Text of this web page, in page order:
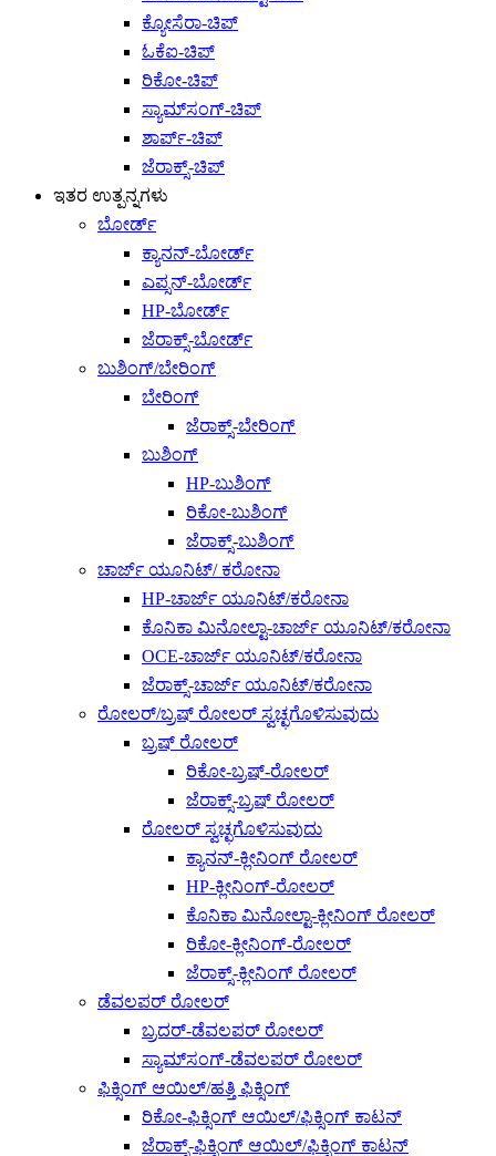
ಕ್ಯೋಸೆರಾ-ಚಿಪ್
ಓಕೆಐ-ಚಿಪ್
ರಿಕೋ-ಚಿಪ್
ಸ್ಯಾಮ್‌ಸಂಗ್-ಚಿಪ್
ಶಾರ್ಪ್-ಚಿಪ್
ಜೆರಾಕ್ಸ್-ಚಿಪ್
ಇತರ ಉತ್ಪನ್ನಗಳು
ಬೋರ್ಡ್
ಕ್ಯಾನನ್-ಬೋರ್ಡ್
ಎಪ್ಸನ್-ಬೋರ್ಡ್
HP-ಬೋರ್ಡ್
ಜೆರಾಕ್ಸ್-ಬೋರ್ಡ್
ಬುಶಿಂಗ್/ಬೇರಿಂಗ್
ಬೇರಿಂಗ್
ಜೆರಾಕ್ಸ್-ಬೇರಿಂಗ್
ಬುಶಿಂಗ್
HP-ಬುಶಿಂಗ್
ರಿಕೋ-ಬುಶಿಂಗ್
ಜೆರಾಕ್ಸ್-ಬುಶಿಂಗ್
ಚಾರ್ಜ್ ಯೂನಿಟ್/ ಕರೋನಾ
HP-ಚಾರ್ಜ್ ಯೂನಿಟ್/ಕರೋನಾ
ಕೊನಿಕಾ ಮಿನೋಲ್ಟಾ-ಚಾರ್ಜ್ ಯೂನಿಟ್/ಕರೋನಾ
OCE-ಚಾರ್ಜ್ ಯೂನಿಟ್/ಕರೋನಾ
ಜೆರಾಕ್ಸ್-ಚಾರ್ಜ್ ಯೂನಿಟ್/ಕರೋನಾ
ರೋಲರ್/ಬ್ರಷ್ ರೋಲರ್ ಸ್ವಚ್ಛಗೊಳಿಸುವುದು
ಬ್ರಷ್ ರೋಲರ್
ರಿಕೋ-ಬ್ರಷ್-ರೋಲರ್
ಜೆರಾಕ್ಸ್-ಬ್ರಷ್ ರೋಲರ್
ರೋಲರ್ ಸ್ವಚ್ಛಗೊಳಿಸುವುದು
ಕ್ಯಾನನ್-ಕ್ಲೀನಿಂಗ್ ರೋಲರ್
HP-ಕ್ಲೀನಿಂಗ್-ರೋಲರ್
ಕೊನಿಕಾ ಮಿನೋಲ್ಟಾ-ಕ್ಲೀನಿಂಗ್ ರೋಲರ್
ರಿಕೋ-ಕ್ಲೀನಿಂಗ್-ರೋಲರ್
ಜೆರಾಕ್ಸ್-ಕ್ಲೀನಿಂಗ್ ರೋಲರ್
ಡೆವಲಪರ್ ರೋಲರ್
ಬ್ರದರ್-ಡೆವಲಪರ್ ರೋಲರ್
ಸ್ಯಾಮ್‌ಸಂಗ್-ಡೆವಲಪರ್ ರೋಲರ್
ಫಿಕ್ಸಿಂಗ್ ಆಯಿಲ್/ಹತ್ತಿ ಫಿಕ್ಸಿಂಗ್
ರಿಕೋ-ಫಿಕ್ಸಿಂಗ್ ಆಯಿಲ್/ಫಿಕ್ಸಿಂಗ್ ಕಾಟನ್
ಜೆರಾಕ್ಸ್-ಫಿಕ್ಸಿಂಗ್ ಆಯಿಲ್/ಫಿಕ್ಸಿಂಗ್ ಕಾಟನ್